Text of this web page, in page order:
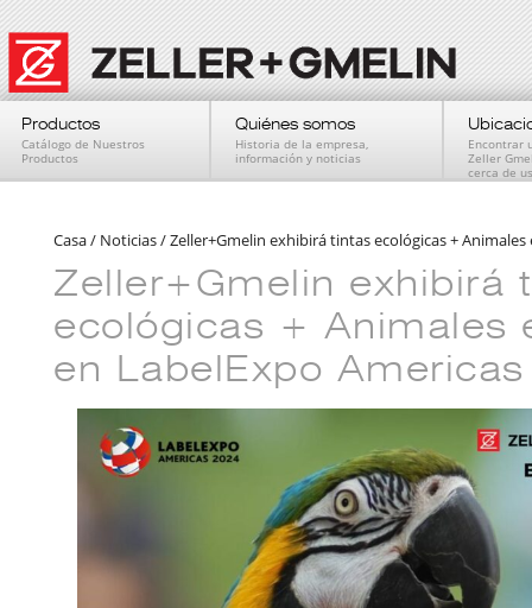
Productos
Catálogo de Nuestros
Productos
Quiénes somos
Historia de la empresa,
información y noticias
Encontrar
Zeller
cerca de
Casa/ Noticias/Zeller+Gmelin exhibirá tintas ecológicas +
Zeller+Gmelin exhibirá
ecológicas + Animales
en LabelExpo